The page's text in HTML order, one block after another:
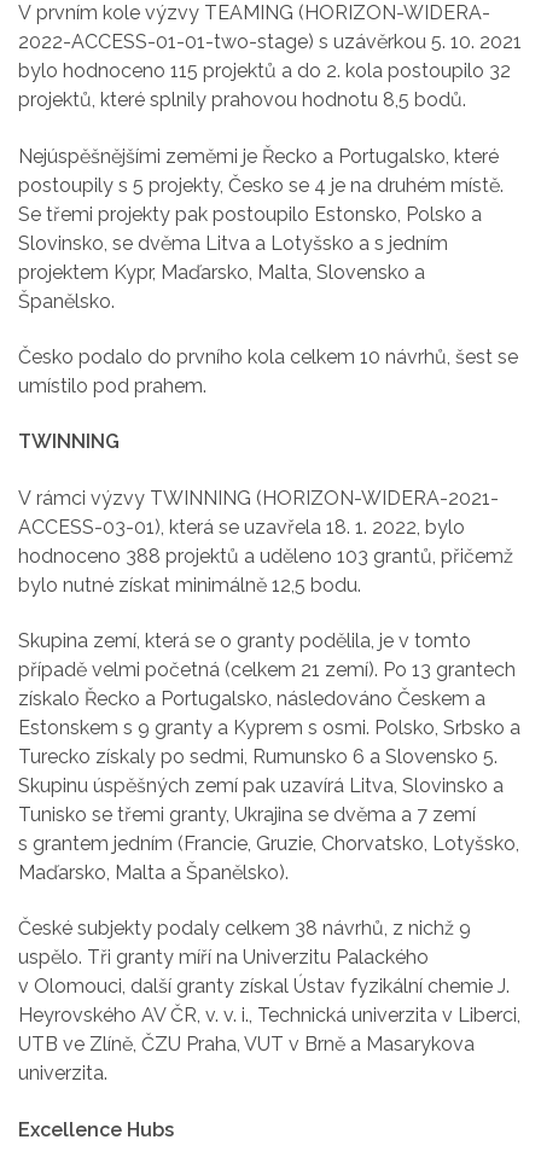
V prvním kole výzvy TEAMING (HORIZON-WIDERA-
2022-ACCESS-01-01-two-stage) s uzávěrkou 5. 10. 2021
bylo hodnoceno 115 projektů a do 2. kola postoupilo 32
projektů, které splnily prahovou hodnotu 8,5 bodů.
Nejúspěšnějšími zeměmi je Řecko a Portugalsko, které
postoupily s 5 projekty, Česko se 4 je na druhém místě.
Se třemi projekty pak postoupilo Estonsko, Polsko a
Slovinsko, se dvěma Litva a Lotyšsko a s jedním
projektem Kypr, Maďarsko, Malta, Slovensko a
Španělsko.
Česko podalo do prvního kola celkem 10 návrhů, šest se
umístilo pod prahem.
TWINNING
V rámci výzvy TWINNING (HORIZON-WIDERA-2021-
ACCESS-03-01), která se uzavřela 18. 1. 2022, bylo
hodnoceno 388 projektů a uděleno 103 grantů, přičemž
bylo nutné získat minimálně 12,5 bodu.
Skupina zemí, která se o granty podělila, je v tomto
případě velmi početná (celkem 21 zemí). Po 13 grantech
získalo Řecko a Portugalsko, následováno Českem a
Estonskem s 9 granty a Kyprem s osmi. Polsko, Srbsko a
Turecko získaly po sedmi, Rumunsko 6 a Slovensko 5.
Skupinu úspěšných zemí pak uzavírá Litva, Slovinsko a
Tunisko se třemi granty, Ukrajina se dvěma a 7 zemí
s grantem jedním (Francie, Gruzie, Chorvatsko, Lotyšsko,
Maďarsko, Malta a Španělsko).
České subjekty podaly celkem 38 návrhů, z nichž 9
uspělo. Tři granty míří na Univerzitu Palackého
v Olomouci, další granty získal Ústav fyzikální chemie J.
Heyrovského AV ČR, v. v. i., Technická univerzita v Liberci,
UTB ve Zlíně, ČZU Praha, VUT v Brně a Masarykova
univerzita.
Excellence Hubs